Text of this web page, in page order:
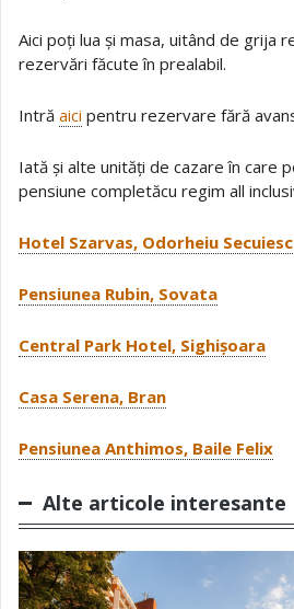
Aici poți lua și masa, uitând de grija
rezervări făcute în prealabil.
Intră aici pentru rezervare fără
Iată și alte unități de cazare în care
pensiune completăcu regim all
Hotel Szarvas, Odorheiu Secuiesc
Pensiunea Rubin, Sovata
Central Park Hotel, Sighișoara
Casa Serena, Bran
Pensiunea Anthimos, Baile Felix
Alte articole interesante